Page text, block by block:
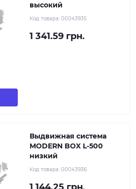
высокий
Код товара: 00043935
1 341.59 грн.
Выдвижная система
MODERN BOX L-500
низкий
Код товара: 00043936